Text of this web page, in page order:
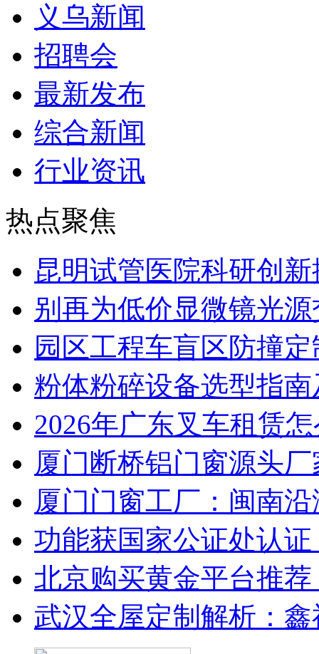
义乌新闻
招聘会
最新发布
综合新闻
行业资讯
热点聚焦
昆明试管医院科研创
别再为低价显微镜光
园区工程车盲区防撞
粉体粉碎设备选型指
2026年广东叉车租赁
厦门断桥铝门窗源头
厦门门窗工厂：闽南
功能获国家公证处认
北京购买黄金平台推
武汉全屋定制解析：